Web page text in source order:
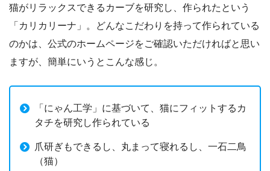
猫がリラックスできるカーブを研究し、作られたという
「カリカリーナ」。どんなこだわりを持って作られている
のかは、公式のホームページをご確認いただければと思い
ますが、簡単にいうとこんな感じ。
「にゃん工学」に基づいて、猫にフィットするカ
タチを研究し作られている
爪研ぎもできるし、丸まって寝れるし、一石二鳥
（猫）